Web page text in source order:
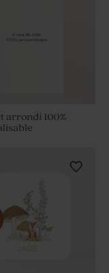
arrondi 100%